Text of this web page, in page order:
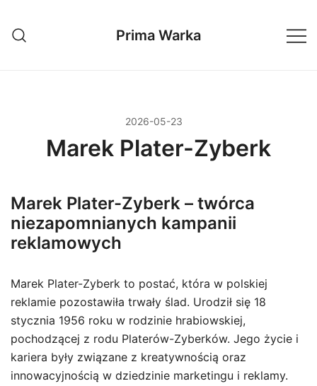
treści
Prima Warka
2026-05-23
Marek Plater-Zyberk
Marek Plater-Zyberk – twórca
niezapomnianych kampanii
reklamowych
Marek Plater-Zyberk to postać, która w polskiej
reklamie pozostawiła trwały ślad. Urodził się 18
stycznia 1956 roku w rodzinie hrabiowskiej,
pochodzącej z rodu Platerów-Zyberków. Jego życie i
kariera były związane z kreatywnością oraz
innowacyjnością w dziedzinie marketingu i reklamy.